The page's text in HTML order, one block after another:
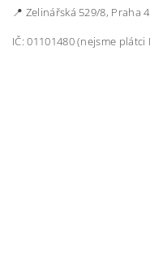
📍 Zelinářská 529/8, Praha
IČ: 01101480 (nejsme plátci